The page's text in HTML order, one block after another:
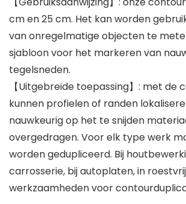
cm en 25 cm. Het kan worden
van onregelmatige objecten te
sjabloon voor het markeren van
tegelsneden.
【Uitgebreide toepassing】: met de
kunnen profielen of randen
nauwkeurig op het te snijden
overgedragen. Voor elk type werk
worden gedupliceerd. Bij
carrosserie, bij autoplaten, in
werkzaamheden voor